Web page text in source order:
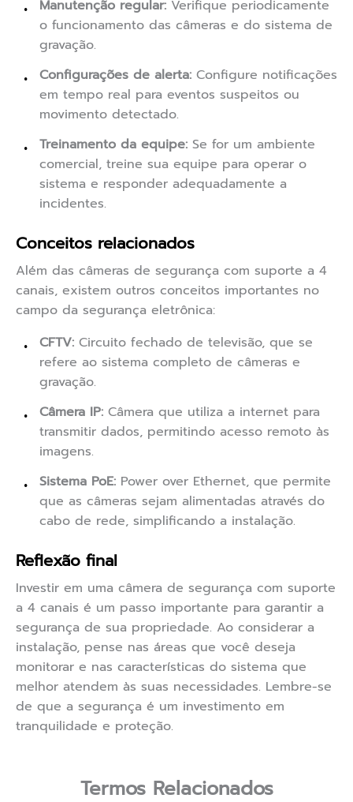
Manutenção regular: Verifique periodicamente
o funcionamento das câmeras e do sistema de
gravação.
Configurações de alerta: Configure notificações
em tempo real para eventos suspeitos ou
movimento detectado.
Treinamento da equipe: Se for um ambiente
comercial, treine sua equipe para operar o
sistema e responder adequadamente a
incidentes.
Conceitos relacionados
Além das câmeras de segurança com suporte a 4
canais, existem outros conceitos importantes no
campo da segurança eletrônica:
CFTV: Circuito fechado de televisão, que se
refere ao sistema completo de câmeras e
gravação.
Câmera IP: Câmera que utiliza a internet para
transmitir dados, permitindo acesso remoto às
imagens.
Sistema PoE: Power over Ethernet, que permite
que as câmeras sejam alimentadas através do
cabo de rede, simplificando a instalação.
Reflexão final
Investir em uma câmera de segurança com suporte
a 4 canais é um passo importante para garantir a
segurança de sua propriedade. Ao considerar a
instalação, pense nas áreas que você deseja
monitorar e nas características do sistema que
melhor atendem às suas necessidades. Lembre-se
de que a segurança é um investimento em
tranquilidade e proteção.
Termos Relacionados